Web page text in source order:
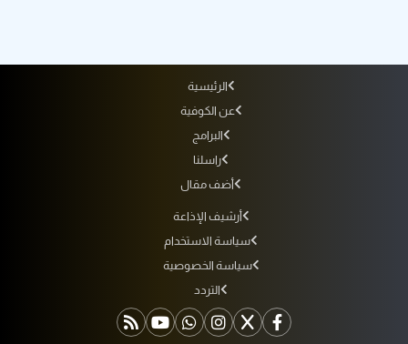
الرئيسية
عن الكوفية
البرامج
راسلنا
أضف مقال
أرشيف الإذاعة
سياسة الاستخدام
سياسة الخصوصية
التردد